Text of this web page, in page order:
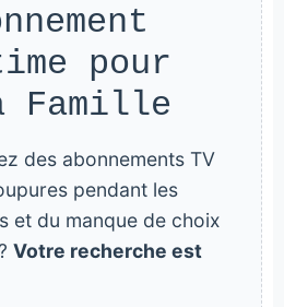
pour
Famille
des abonnements TV
pendant les
et du manque de choix
Votre recherche est